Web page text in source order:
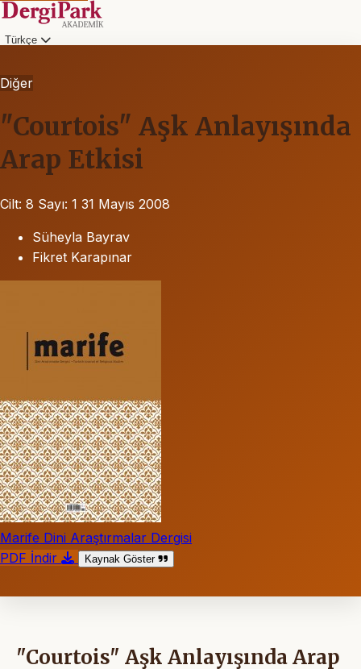
Türkçe
Diğer
"Courtois" Aşk Anlayışında
Arap Etkisi
Cilt: 8 Sayı: 1 31 Mayıs 2008
Süheyla Bayrav
Fikret Karapınar
Marife Dini Araştırmalar Dergisi
PDF İndir
Kaynak Göster
"Courtois" Aşk Anlayışında Arap